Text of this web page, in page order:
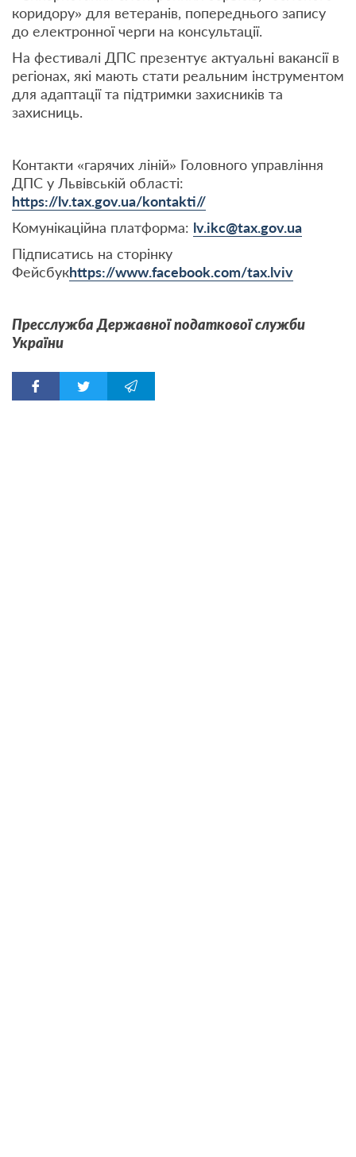
коридору» для ветеранів, попереднього запису
до електронної черги на консультації.
На фестивалі ДПС презентує актуальні вакансії в
регіонах, які мають стати реальним інструментом
для адаптації та підтримки захисників та
захисниць.
Контакти «гарячих ліній» Головного управління
ДПС у Львівській області:
https://lv.tax.gov.ua/kontakti//
Комунікаційна платформа: lv.ikc@tax.gov.ua
Підписатись на сторінку
Фейсбукhttps://www.facebook.com/tax.lviv
Пресслужба Державної податкової служби
України